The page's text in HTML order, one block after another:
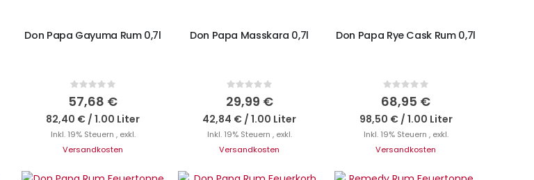
Don Papa Gayuma Rum 0,7l
Rating:
0%
57,68 €
82,40 € / 1.00 Liter
Inkl. 19% Steuern , exkl.
Versandkosten
Don Papa Masskara 0,7l
Rating:
0%
29,99 €
42,84 € / 1.00 Liter
Inkl. 19% Steuern , exkl.
Versandkosten
Don Papa Rye Cask Rum 0,7l
Rating:
0%
68,95 €
98,50 €/ 1.00 Liter
Inkl. 19% Steuern , exkl.
Versandkosten